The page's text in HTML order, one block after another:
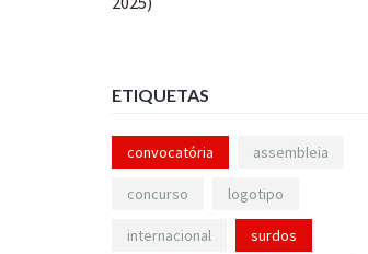
ETIQUETAS
convocatória assembleia
concurso logotipo
internacional surdos